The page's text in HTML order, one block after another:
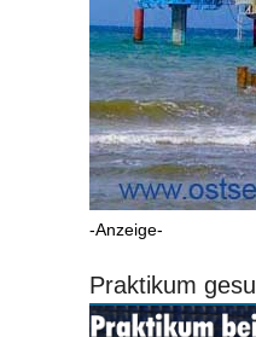
-Anzeige-
Praktikum